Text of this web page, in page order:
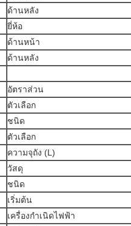
ด้านหลัง
ยี่ห้อ
ด้านหน้า
ด้านหลัง
อัตราส่วน
ตัวเลือก
ชนิด
ตัวเลือก
ความจุถัง (L)
วัสดุ
ชนิด
เริ่มต้น
เครื่องกำเนิดไฟฟ้า